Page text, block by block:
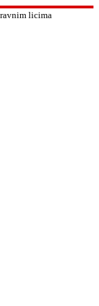
licima